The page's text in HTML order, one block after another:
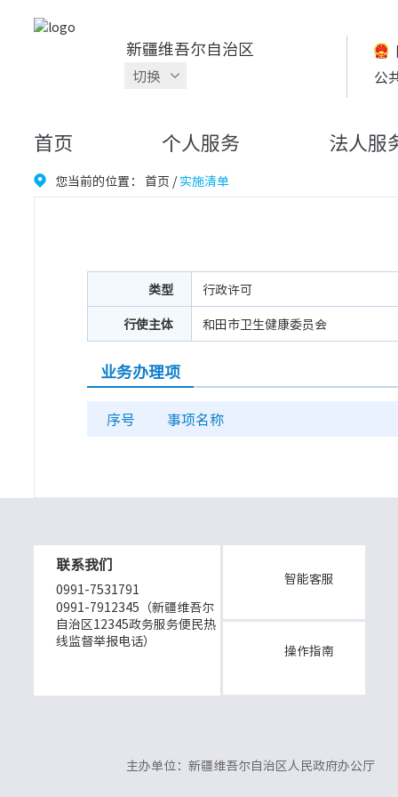
新疆维吾尔自治区
切换
公
首页 个人服务 法人服
您当前的位置： 首页 /实施清单
类型
行政许可
行使主体
和田市卫生健康委员会
业务办理项
序号 事项名称
联系我们
0991-7531791
0991-7912345（新疆维吾尔
自治区12345政务服务便民热
线监督举报电话）
智能客服
操作指南
主办单位：新疆维吾尔自治区人民政府办公厅